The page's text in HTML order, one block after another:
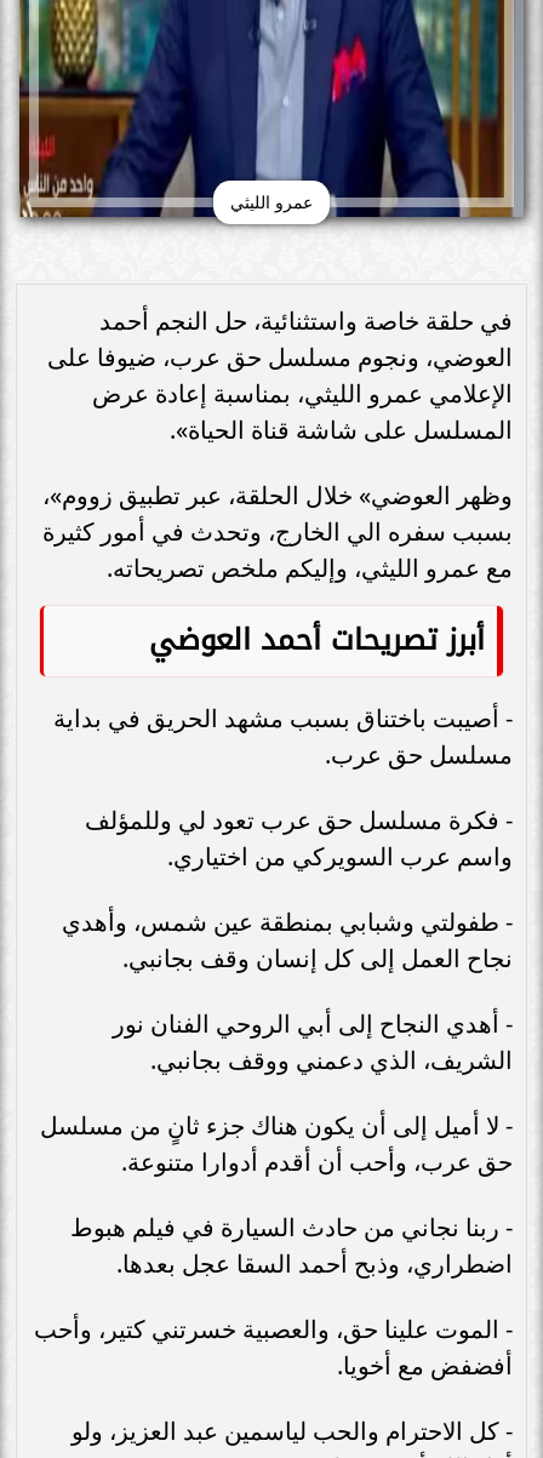
عمرو الليثي
في حلقة خاصة واستثنائية، حل النجم أحمد
العوضي، ونجوم مسلسل حق عرب، ضيوفا على
الإعلامي عمرو الليثي، بمناسبة إعادة عرض
المسلسل على شاشة قناة الحياة».
وظهر العوضي» خلال الحلقة، عبر تطبيق زووم»،
بسبب سفره الي الخارج، وتحدث في أمور كثيرة
مع عمرو الليثي، وإليكم ملخص تصريحاته.
أبرز تصريحات أحمد العوضي
- أصيبت باختناق بسبب مشهد الحريق في بداية
مسلسل حق عرب.
- فكرة مسلسل حق عرب تعود لي وللمؤلف
واسم عرب السويركي من اختياري.
- طفولتي وشبابي بمنطقة عين شمس، وأهدي
نجاح العمل إلى كل إنسان وقف بجانبي.
- أهدي النجاح إلى أبي الروحي الفنان نور
الشريف، الذي دعمني ووقف بجانبي.
- لا أميل إلى أن يكون هناك جزء ثانٍ من مسلسل
حق عرب، وأحب أن أقدم أدوارا متنوعة.
- ربنا نجاني من حادث السيارة في فيلم هبوط
اضطراري، وذبح أحمد السقا عجل بعدها.
- الموت علينا حق، والعصبية خسرتني كتير، وأحب
أفضفض مع أخويا.
- كل الاحترام والحب لياسمين عبد العزيز، ولو